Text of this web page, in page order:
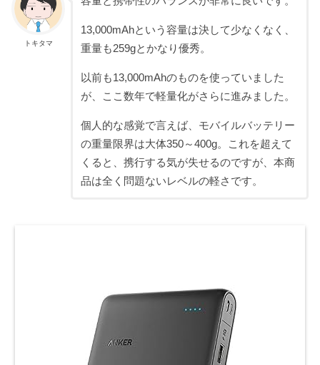
トキタマ
13,000mAhという容量は決して少なくなく、
重量も259gとかなり優秀。
以前も13,000mAhのものを使っていました
が、ここ数年で軽量化がさらに進みました。
個人的な感覚で言えば、モバイルバッテリー
の重量限界は大体350～400g。これを超えて
くると、携行する気が失せるのですが、本商
品は全く問題ないレベルの軽さです。